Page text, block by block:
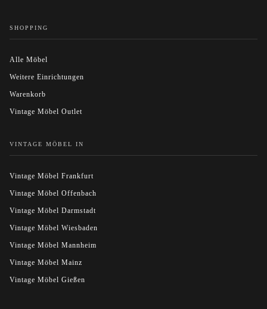
SHOPPING
Alle Möbel
Weitere Einrichtungen
Warenkorb
Vintage Möbel Outlet
VINTAGE MÖBEL IN
Vintage Möbel Frankfurt
Vintage Möbel Offenbach
Vintage Möbel Darmstadt
Vintage Möbel Wiesbaden
Vintage Möbel Mannheim
Vintage Möbel Mainz
Vintage Möbel Gießen